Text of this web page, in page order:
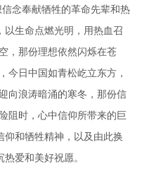
念奉献牺牲的革命先辈和热
以生命点燃光明，用热血召
，那份理想依然闪烁在苍
今日中国如青松屹立东方，
向浪涛暗涌的寒冬，那份信
阻时，心中信仰所带来的巨
仰和牺牲精神，以及由此换
爱和美好祝愿。